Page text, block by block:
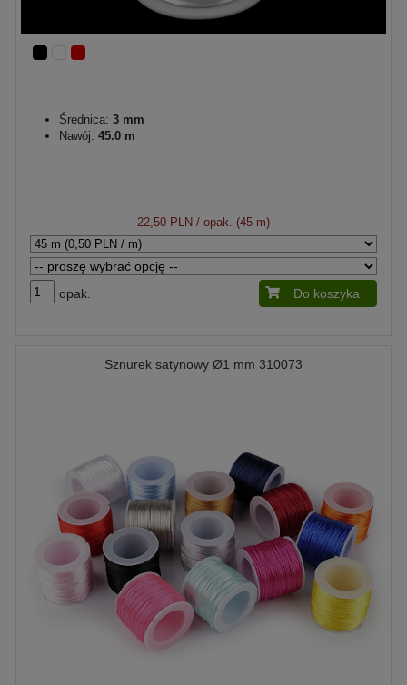
Średnica: 3 mm
Nawój: 45.0 m
22,50 PLN / opak. (45 m)
opak. Do koszyka
Sznurek satynowy Ø1 mm 310073